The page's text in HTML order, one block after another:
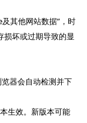
其他网站数据”，时
损坏或过期导致的显
览器会自动检测并下
生效。新版本可能